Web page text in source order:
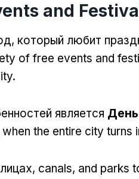
and
который любит
of free events and
.
является
when the entire city turns
canals, and parks